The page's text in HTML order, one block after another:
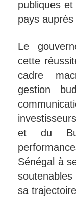
publiques
pays
Le
cette
cadre
gestion
et du
Sénégal à
sa